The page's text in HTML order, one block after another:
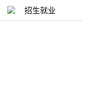
招生就业